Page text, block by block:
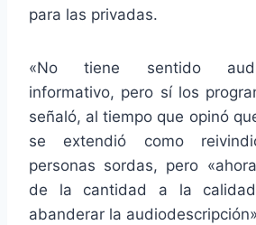
para las privadas.
«No tiene sentido
informativo, pero sí los
señaló, al tiempo que opinó
se extendió como
personas sordas, pero
de la cantidad a la
abanderar la